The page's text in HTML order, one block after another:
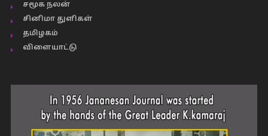
சமூக நலன்
சினிமா துளிகள்
தமிழகம்
விளையாட்டு